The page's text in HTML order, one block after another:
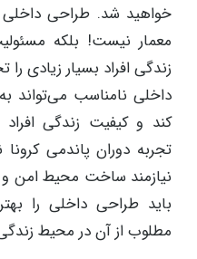
خواهید شد. طراحی داخلی
معمار نیست! بلکه
زندگی افراد بسیار زیادی
داخلی نامناسب می‌تواند
کند و کیفیت زندگی
تجربه دوران پاندمی
نیازمند ساخت محیط امن
باید طراحی داخلی را
مطلوب از آن در محیط زندگی